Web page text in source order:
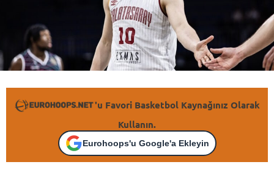
'u Favori Basketbol Kaynağınız Olarak
Kullanın.
Eurohoops'u Google'a Ekleyin